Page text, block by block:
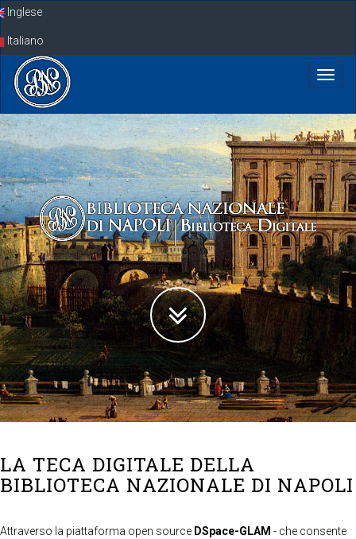
SkipInglese
Italiano
LA TECA DIGITALE DELLA
BIBLIOTECA NAZIONALE DI NAPOLI
Attraverso la piattaforma open source DSpace-GLAM - che consente